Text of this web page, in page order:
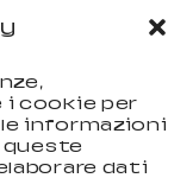
cookie per
informazioni
queste
dati